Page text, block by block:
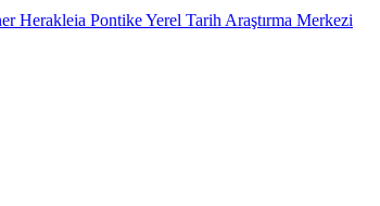
Herakleia Pontike Yerel Tarih Araştırma Merkezi